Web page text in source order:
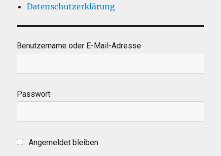
Datenschutzerklärung
Benutzername oder E-Mail-Adresse
Passwort
Angemeldet bleiben